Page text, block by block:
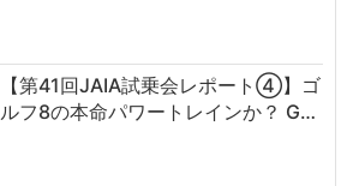
【第41回JAIA試乗会レポート④】ゴ
ルフ8の本命パワートレインか？ G…